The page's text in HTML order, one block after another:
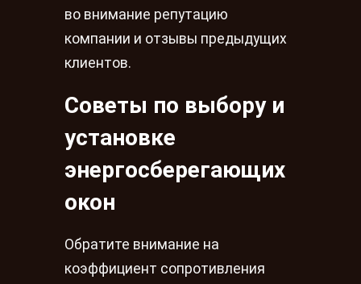
во внимание репутацию
компании и отзывы предыдущих
клиентов.
Советы по выбору и
установке
энергосберегающих
окон
Обратите внимание на
коэффициент сопротивления